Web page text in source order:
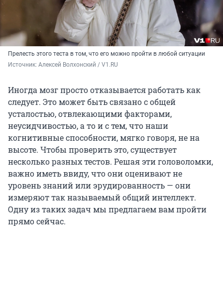
Прелесть этого теста в том, что его можно пройти в любой ситуации
Источник: Алексей Волхонский / V1.RU
Иногда мозг просто отказывается работать как
следует. Это может быть связано с общей
усталостью, отвлекающими факторами,
неусидчивостью, а то и с тем, что наши
когнитивные способности, мягко говоря, не на
высоте. Чтобы проверить это, существует
несколько разных тестов. Решая эти головоломки,
важно иметь ввиду, что они оценивают не
уровень знаний или эрудированность — они
измеряют так называемый общий интеллект.
Одну из таких задач мы предлагаем вам пройти
прямо сейчас.